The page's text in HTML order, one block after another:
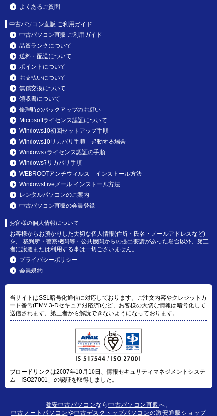
よくあるご質問
中古パソコン直販 ご利用ガイド
中古パソコン直販 ご利用ガイド
品質ランクについて
送料・配送について
ポイントについて
お支払いについて
無償交換について
領収書について
修理時のバックアップのお願い
Microsoftライセンス認証について
Windows10初回セットアップ手順
Windows10リカバリ手順－起動する場合－
Windows7ライセンス認証の手順
Windows7リカバリ手順
WEBROOTアンチウィルス インストール方法
WindowsLiveメール インストール方法
レンタルパソコンのご案内
中古パソコン直販の会員登録
お客様の個人情報について
お客様からお預かりした大切な個人情報(住所・氏名・メールアドレスなど)
を、 裁判所・警察機関等・公共機関からの提出要請があった場合以外、第三
者に譲渡または利用する事は一切ございません。
プライバシーポリシー
会員規約
当サイトはSSL暗号化通信に対応しております。ご注文内容やクレジットカ
ード番号(EMV 3-Dセキュア対応済)など、お客様の大切な情報は暗号化して
送信されます。第三者から解読できないようになっております。
ブロードリンクは2007年10月10日、情報セキュリティマネジメントシステ
ム「ISO27001」の認証を取得しました。
激安中古パソコンなら 中古パソコン直販へ。
中古ノートパソコンや中古デスクトップパソコンの激安通販ショップ